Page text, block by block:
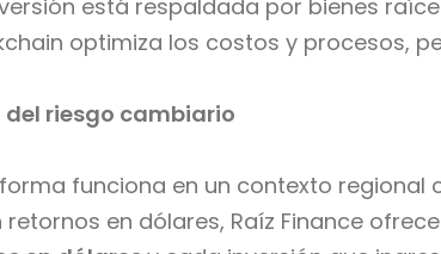
está respaldada por bienes
optimiza los costos y procesos,
del riesgo cambiario
funciona en un contexto
retornos en dólares, Raíz Finance